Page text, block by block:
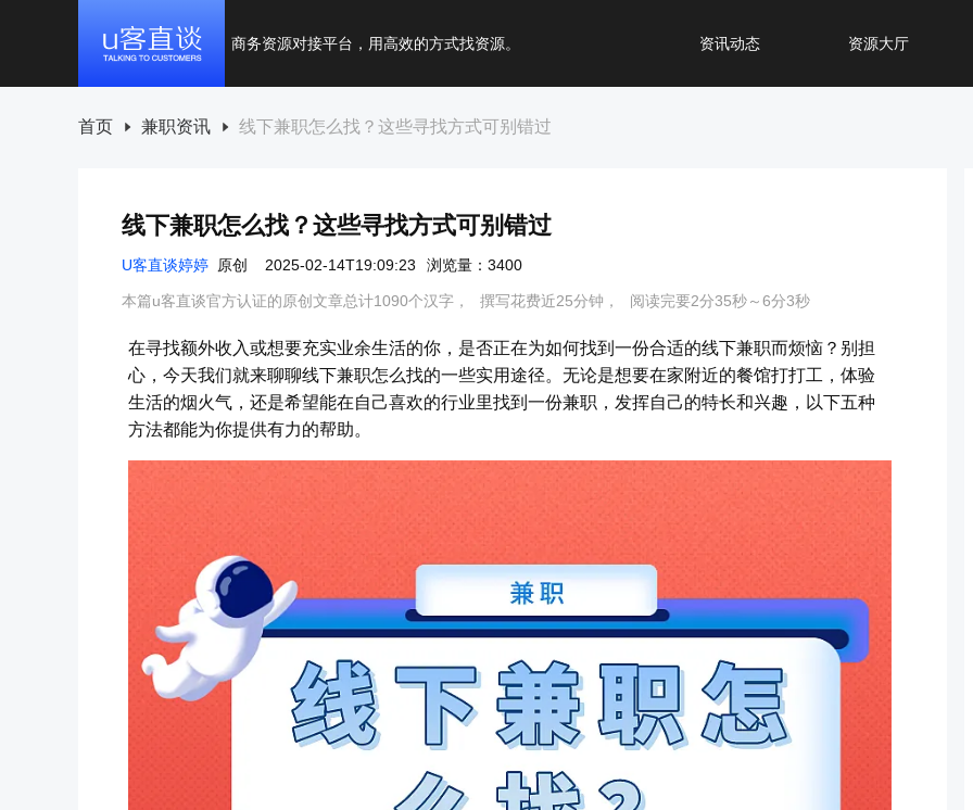
商务资源对接平台，用高效的方式找资源。 资讯动态 资源大厅
首页 兼职资讯 线下兼职怎么找？这些寻找方式可别错过
线下兼职怎么找？这些寻找方式可别错过
U客直谈婷婷 原创 2025-02-14T19:09:23 浏览量：3400
本篇u客直谈官方认证的原创文章总计1090个汉字， 撰写花费近25分钟， 阅读完要2分35秒～6分3秒
在寻找额外收入或想要充实业余生活的你，是否正在为如何找到一份合适的线下兼职而烦恼？别担
心，今天我们就来聊聊线下兼职怎么找的一些实用途径。无论是想要在家附近的餐馆打打工，体验
生活的烟火气，还是希望能在自己喜欢的行业里找到一份兼职，发挥自己的特长和兴趣，以下五种
方法都能为你提供有力的帮助。